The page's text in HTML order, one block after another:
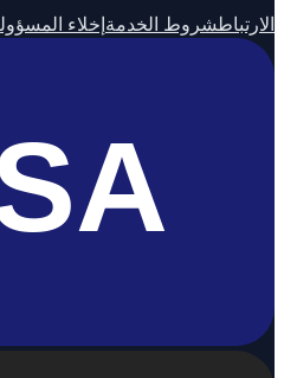
الارتباطشروط الخدمة إخلاء